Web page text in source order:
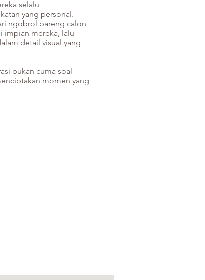
selalu
yang personal.
ngobrol bareng calon
mereka, lalu
detail visual yang
bukan cuma soal
momen yang